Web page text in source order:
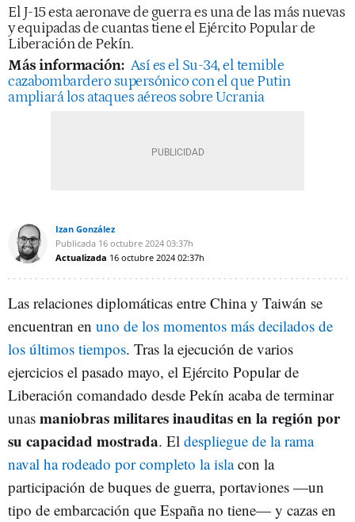
El J-15 esta aeronave de guerra es una de las más nuevas
y equipadas de cuantas tiene el Ejército Popular de
Liberación de Pekín.
Más información: Así es el Su-34, el temible
cazabombardero supersónico con el que Putin
ampliará los ataques aéreos sobre Ucrania
Izan González
Publicada 16 octubre 2024 03:37h
Actualizada 16 octubre 2024 02:37h
Las relaciones diplomáticas entre China y Taiwán se
encuentran en uno de los momentos más decilados de
los últimos tiempos. Tras la ejecución de varios
ejercicios el pasado mayo, el Ejército Popular de
Liberación comandado desde Pekín acaba de terminar
unas maniobras militares inauditas en la región por
su capacidad mostrada. El despliegue de la rama
naval ha rodeado por completo la islacon la
participación de buques de guerra, portaviones —un
tipo de embarcación que España no tiene— y cazas en